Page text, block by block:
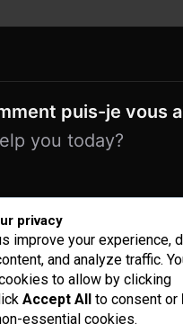
puis-je vous
you today?
Idées d’aménagement et déco
privacy
improve your experience,
and analyze traffic.
to allow by clicking
Accept All to consent or
essential cookies.